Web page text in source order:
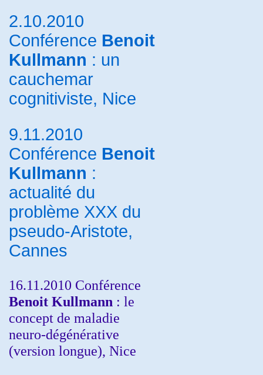
2.10.2010
Conférence Benoit
Kullmann : un
cauchemar
cognitiviste, Nice
9.11.2010
Conférence Benoit
Kullmann :
actualité du
problème XXX du
pseudo-Aristote,
Cannes
16.11.2010 Conférence
Benoit Kullmann : le
concept de maladie
neuro-dégénérative
(version longue), Nice